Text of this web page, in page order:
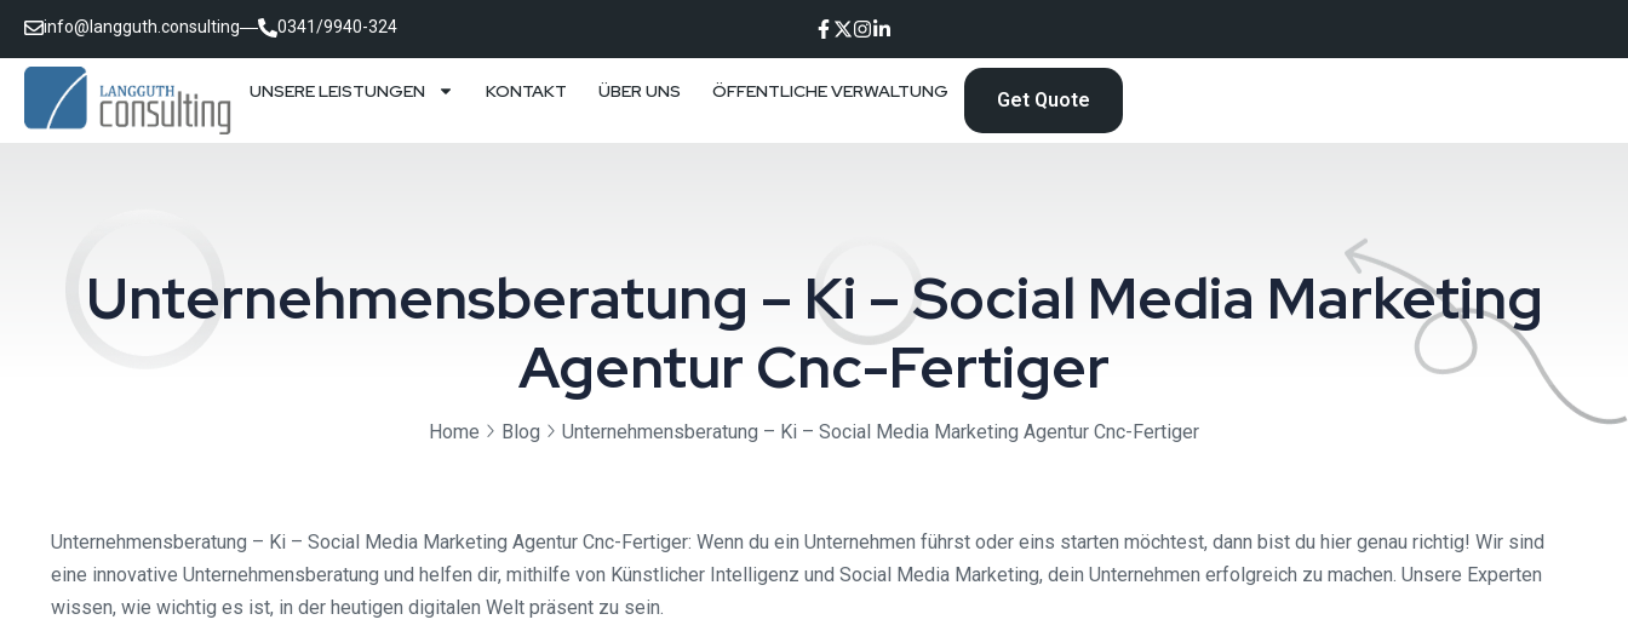
info@langguth.consulting 0341/9940-324
UNSERE LEISTUNGEN KONTAKT ÜBER UNS ÖFFENTLICHE VERWALTUNG Get Quote
Unternehmensberatung – Ki – Social Media Marketing
Agentur Cnc-Fertiger
Home Blog Unternehmensberatung – Ki – Social Media Marketing Agentur Cnc-Fertiger
Unternehmensberatung – Ki – Social Media Marketing Agentur Cnc-Fertiger: Wenn du ein Unternehmen führst oder eins starten möchtest, dann bist du hier genau richtig! Wir sind
eine innovative Unternehmensberatung und helfen dir, mithilfe von Künstlicher Intelligenz und Social Media Marketing, dein Unternehmen erfolgreich zu machen. Unsere Experten
wissen, wie wichtig es ist, in der heutigen digitalen Welt präsent zu sein.